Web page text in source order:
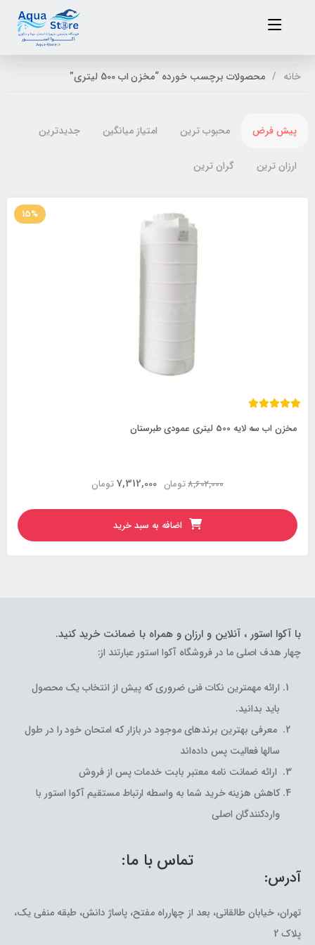
خانه محصولات برچسب خورده “مخزن اب 500 لیتری”
پیش فرض محبوب ترین امتیاز میانگین جدیدترین
ارزان ترین گران ترین
15%
مخزن اب سه لایه 500 لیتری عمودی طبرستان
تومان8,602,000 تومان7,312,000
اضافه به سبد خرید
با آکوا استور ، آنلاین و ارزان و همراه با ضمانت خرید کنید.
چهار هدف اصلی ما در فروشگاه آکوا استور عبارتند از:
ارائه مهمترین نکات فنی ضروری که پیش از انتخاب یک محصول
باید بدانید.
معرفی بهترین برندهای موجود در بازار که امتحان خود را در طول
سالها فعالیت پس داده‌اند
ارائه ضمانت نامه معتبر بابت خدمات پس از فروش
کاهش هزینه خرید شما به واسطه ارتباط مستقیم آکوا استور با
واردکنندگان اصلی
تماس با ما:
آدرس:
تهران، خیابان طالقانی، بعد از چهارراه مفتح، پاساژ دانش، طبقه منفی یک،
پلاک 2